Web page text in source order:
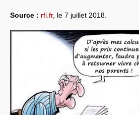
Source : rfi.fr, le 7 juillet 2018.